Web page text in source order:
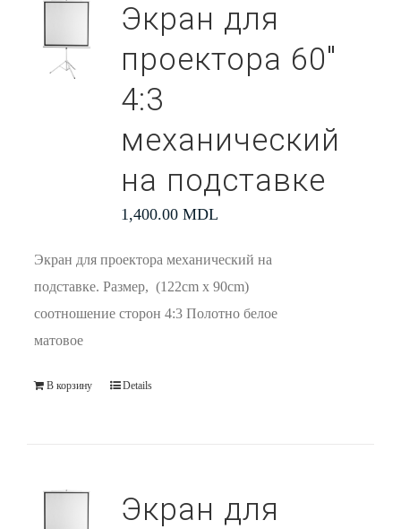
Экран для
проектора 60″
4:3
механический
на подставке
1,400.00 MDL
Экран для проектора механический на
подставке. Размер, (122cm x 90cm)
соотношение сторон 4:3 Полотно белое
матовое
В корзину Details
Экран для